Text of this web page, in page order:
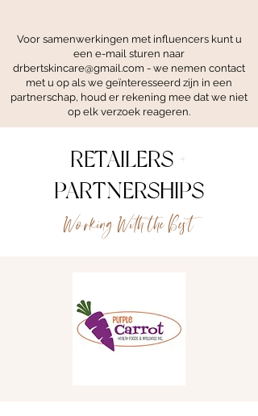
Voor samenwerkingen met influencers kunt u
een e-mail sturen naar
drbertskincare@gmail.com - we nemen contact
met u op als we geïnteresseerd zijn in een
partnerschap, houd er rekening mee dat we niet
op elk verzoek reageren.
RETAILERS +
PARTNERSHIPS
Working With the Best